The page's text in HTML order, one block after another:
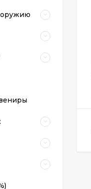
оружию
Colt Special